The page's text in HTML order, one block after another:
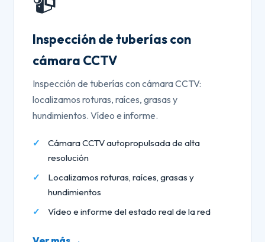
Inspección de tuberías con
cámara CCTV
Inspección de tuberías con cámara CCTV:
localizamos roturas, raíces, grasas y
hundimientos. Vídeo e informe.
Cámara CCTV autopropulsada de alta
resolución
Localizamos roturas, raíces, grasas y
hundimientos
Vídeo e informe del estado real de la red